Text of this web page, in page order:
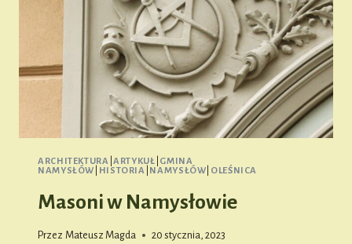
ARCHITEKTURA |ARTYKUŁ GMINA
NAMYSŁÓW
HISTORIA NAMYSŁÓW OLEŚNICA
Masoni w Namysłowie
Przez Mateusz Magda 20 stycznia, 2023